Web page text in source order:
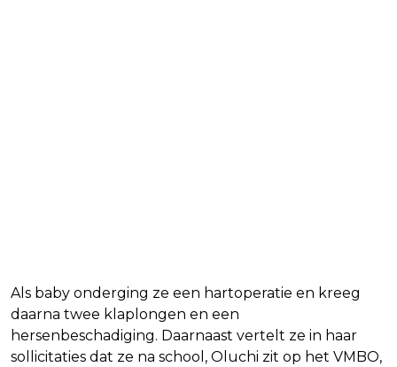
Als baby onderging ze een hartoperatie en kreeg
daarna twee klaplongen en een
hersenbeschadiging. Daarnaast vertelt ze in haar
sollicitaties dat ze na school, Oluchi zit op het VMBO,